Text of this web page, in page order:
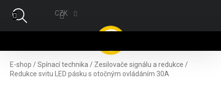
CZK
E-shop /Spínací technika / Zesilovače signálu a redukce /
Redukce svitu LED pásku s otočným ovládáním 30A